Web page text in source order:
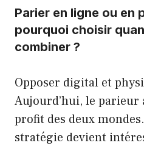
Parier en ligne ou en
pourquoi choisir
combiner ?
Opposer digital et
Aujourd’hui, le
profit des deux
stratégie devient